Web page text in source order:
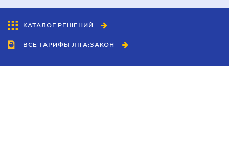
КАТАЛОГ РЕШЕНИЙ
ВСЕ ТАРИФЫ ЛІГА:ЗАКОН